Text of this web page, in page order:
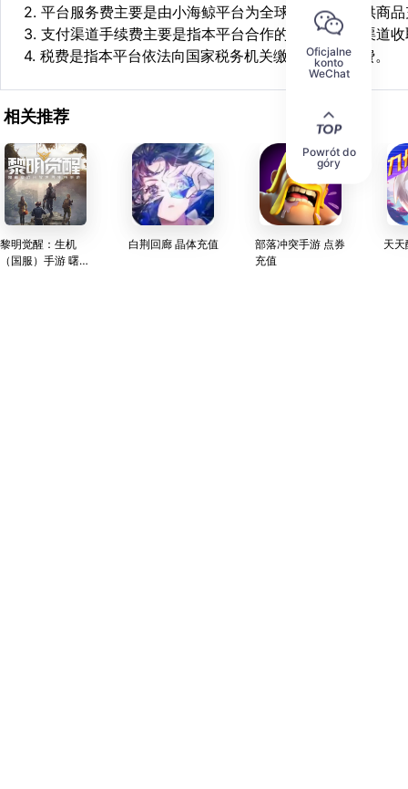
2. 平台服务费主要是由小海鲸平台为全球华人用户提供商
3. 支付渠道手续费主要是指本平台合作的第三方支付渠道
4. 税费是指本平台依法向国家税务机关缴纳的各项税费。
相关推荐
黎明觉醒：生机
（国服）手游 曙光
白荆回廊 晶体充值
部落冲突手游 点券
充值
天
Oficjalne
konto
WeChat
Powrót do
góry